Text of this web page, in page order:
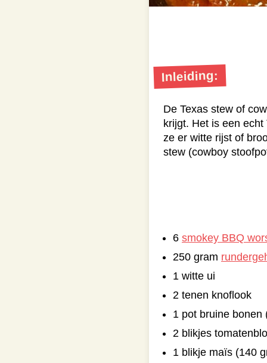
Inleiding:
De Texas stew of
krijgt. Het is een
ze er witte rijst of
stew (cowboy
6 smokey BBQ
250 gram
1 witte ui
2 tenen knoflook
1 pot bruine bonen
2 blikjes
1 blikje maïs (140